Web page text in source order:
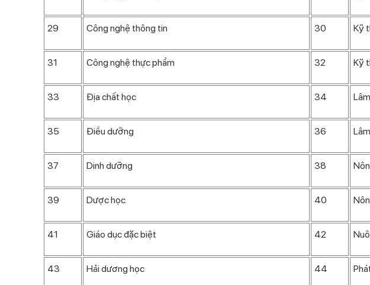
29 Công nghệ thông tin 30 Kỹ
31 Công nghệ thực phẩm 32 Kỹ
33 Địa chất học 34
35 Điều dưỡng 36
37 Dinh dưỡng 38
39 Dược học 40
41 Giáo dục đặc biệt 42
43 Hải dương học 44